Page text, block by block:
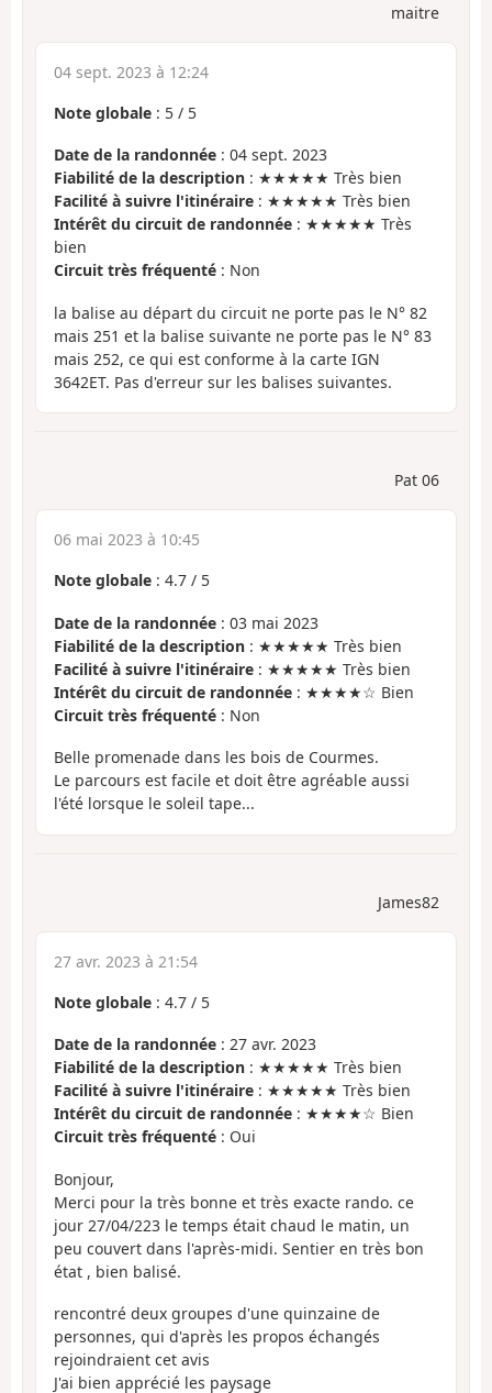
maitre
04 sept. 2023 à 12:24
Note globale : 5 / 5
Date de la randonnée : 04 sept. 2023
Fiabilité de la description : ★★★★★ Très bien
Facilité à suivre l'itinéraire : ★★★★★ Très bien
Intérêt du circuit de randonnée : ★★★★★ Très
bien
Circuit très fréquenté : Non
la balise au départ du circuit ne porte pas le N° 82
mais 251 et la balise suivante ne porte pas le N° 83
mais 252, ce qui est conforme à la carte IGN
3642ET. Pas d'erreur sur les balises suivantes.
Pat 06
06 mai 2023 à 10:45
Note globale : 4.7 / 5
Date de la randonnée : 03 mai 2023
Fiabilité de la description : ★★★★★ Très bien
Facilité à suivre l'itinéraire : ★★★★★ Très bien
Intérêt du circuit de randonnée : ★★★★☆ Bien
Circuit très fréquenté : Non
Belle promenade dans les bois de Courmes.
Le parcours est facile et doit être agréable aussi
l'été lorsque le soleil tape...
James82
27 avr. 2023 à 21:54
Note globale : 4.7 / 5
Date de la randonnée : 27 avr. 2023
Fiabilité de la description : ★★★★★ Très bien
Facilité à suivre l'itinéraire : ★★★★★ Très bien
Intérêt du circuit de randonnée : ★★★★☆ Bien
Circuit très fréquenté : Oui
Bonjour,
Merci pour la très bonne et très exacte rando. ce
jour 27/04/223 le temps était chaud le matin, un
peu couvert dans l'après-midi. Sentier en très bon
état , bien balisé.
rencontré deux groupes d'une quinzaine de
personnes, qui d'après les propos échangés
rejoindraient cet avis
J'ai bien apprécié les paysage